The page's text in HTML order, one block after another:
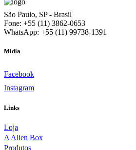
São Paulo, SP - Brasil
Fone: +55 (11) 3862-0653
WhatsApp: +55 (11) 99738-1391‬
Midia
Facebook
Instagram
Links
Loja
A Alien Box
Produtos